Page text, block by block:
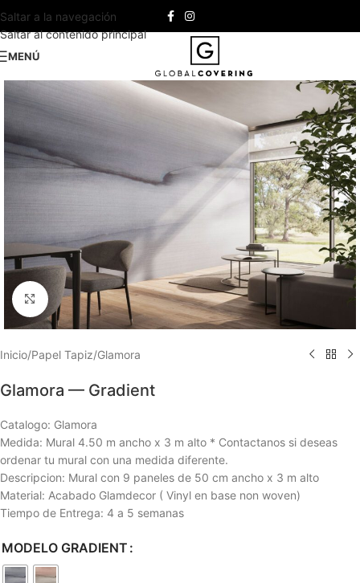
Saltar a la navegación
Saltar al contenido principal
MENÚ
Haga clic para ampliar
Inicio/Papel Tapiz/Glamora
Glamora — Gradient
Catalogo: Glamora
Medida: Mural 4.50 m ancho x 3 m alto * Contactanos si deseas
ordenar tu mural con una medida diferente.
Descripcion: Mural con 9 paneles de 50 cm ancho x 3 m alto
Material: Acabado Glamdecor ( Vinyl en base non woven)
Tiempo de Entrega: 4 a 5 semanas
MODELO GRADIENT